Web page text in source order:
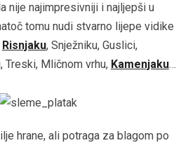
nije najimpresivniji i najljepši u
tomu nudi stvarno lijepe vidike
Risnjaku, Snježniku, Guslici,
Treski, Mličnom vrhu, Kamenjaku…
hrane, ali potraga za blagom po